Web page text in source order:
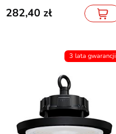
282,40
3 lata gwarancji